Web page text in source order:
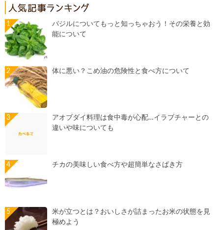
バジルについてもっと知っちゃおう！その栄養と効
能について
体に悪い？こめ油の危険性と食べ方について
アオブダイ料理は食中毒が心配…イラブチャーとの
違いや味についても
チカの美味しい食べ方や超簡単なさばき方
米が立つとは？おいしさが詰まったお米の状態を見
極めよう